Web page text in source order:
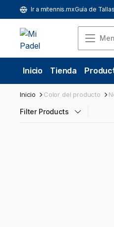
Ir a mitennis.mxGuía de
Inicio Tienda
Inicio Color del producto
Filter Products